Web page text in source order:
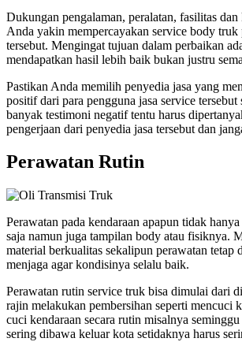
Dukungan pengalaman, peralatan, fasilitas
Anda yakin mempercayakan service body truk
tersebut. Mengingat tujuan dalam perbaikan
mendapatkan hasil lebih baik bukan justru
Pastikan Anda memilih penyedia jasa yang
positif dari para pengguna jasa service tersebut
banyak testimoni negatif tentu harus
pengerjaan dari penyedia jasa tersebut dan
Perawatan Rutin
Perawatan pada kendaraan apapun tidak
saja namun juga tampilan body atau fisiknya.
material berkualitas sekalipun perawatan tetap
menjaga agar kondisinya selalu baik.
Perawatan rutin service truk bisa dimulai dari
rajin melakukan pembersihan seperti mencuci
cuci kendaraan secara rutin misalnya
sering dibawa keluar kota setidaknya harus